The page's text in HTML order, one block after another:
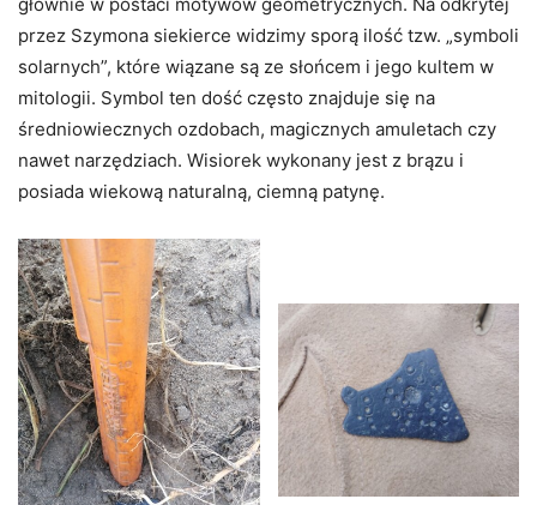
przez Szymona siekierce widzimy sporą ilość tzw. „symboli
solarnych”, które wiązane są ze słońcem i jego kultem w
mitologii. Symbol ten dość często znajduje się na
średniowiecznych ozdobach, magicznych amuletach czy
nawet narzędziach. Wisiorek wykonany jest z brązu i
posiada wiekową naturalną, ciemną patynę.